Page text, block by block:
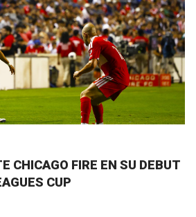
CHICAGO FIRE EN SU DEBUT
CUP